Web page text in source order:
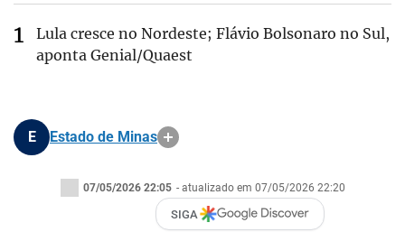
Lula cresce no Nordeste; Flávio Bolsonaro no Sul,
aponta Genial/Quaest
E Estado de Minas
07/05/2026 22:05 - atualizado em 07/05/2026 22:20
SIGA